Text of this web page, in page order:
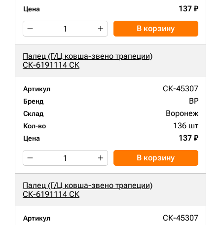
Цена 137 ₽
В корзину
Палец (Г/Ц ковша-звено трапеции)
СК-6191114 СК
Артикул СК-45307
Бренд BP
Склад Воронеж
Кол-во 136 шт
Цена 137 ₽
В корзину
Палец (Г/Ц ковша-звено трапеции)
СК-6191114 СК
Артикул СК-45307